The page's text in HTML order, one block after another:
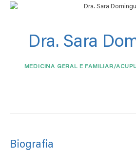
Dra. Sara
MEDICINA GERAL E FAMILIAR/
Biografia